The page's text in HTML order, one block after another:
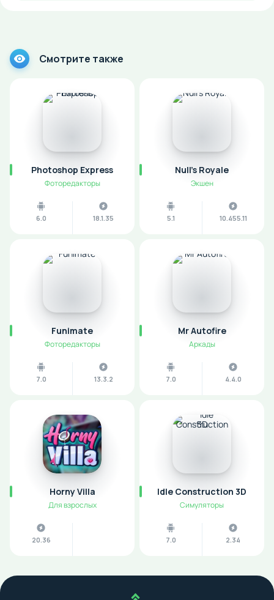
Смотрите также
Photoshop Express
Фоторедакторы
6.0 18.1.35
Null's Royale
Экшен
5.1 10.455.11
Funimate
Фоторедакторы
7.0 13.3.2
Mr Autofire
Аркады
7.0 4.4.0
Horny Villa
Для взрослых
20.36
Idle Construction 3D
Симуляторы
7.0 2.34